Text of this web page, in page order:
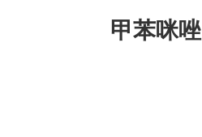
甲苯咪唑